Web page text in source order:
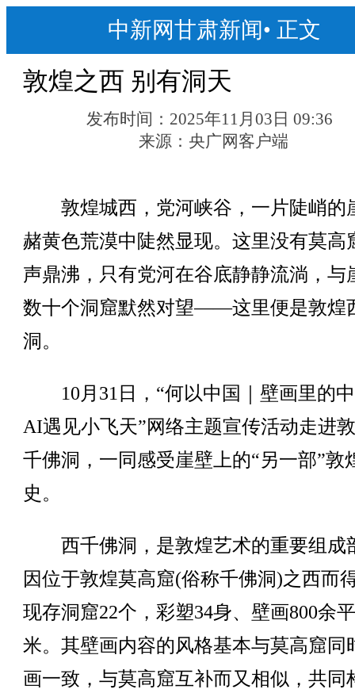
中新网甘肃新闻• 正文
敦煌之西 别有洞天
发布时间： 2025年11月03日 09:36
来源： 央广网客户端
敦煌城西，党河峡谷，一片陡峭的
赭黄色荒漠中陡然显现。这里没有莫高
声鼎沸，只有党河在谷底静静流淌，与
数十个洞窟默然对望——这里便是敦煌
洞。
10月31日，“何以中国｜壁画里的中
AI遇见小飞天”网络主题宣传活动走进
千佛洞，一同感受崖壁上的“另一部”敦
史。
西千佛洞，是敦煌艺术的重要组成
因位于敦煌莫高窟(俗称千佛洞)之西而
现存洞窟22个，彩塑34身、壁画800余
米。其壁画内容的风格基本与莫高窟同
画一致，与莫高窟互补而又相似，共同